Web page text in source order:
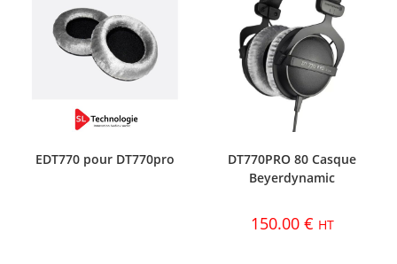
EDT770 pour DT770pro
DT770PRO 80 Casque
Beyerdynamic
150.00 € HT